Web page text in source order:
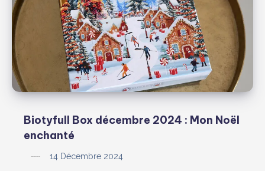
–
Janvier
2025
Biotyfull Box décembre 2024 : Mon Noël
enchanté
14 Décembre 2024